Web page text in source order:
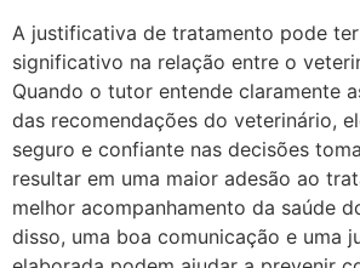
A justificativa de tratamento pode
significativo na relação entre o
Quando o tutor entende claramente
das recomendações do veterinário,
seguro e confiante nas decisões
resultar em uma maior adesão ao
melhor acompanhamento da saúde
disso, uma boa comunicação e uma